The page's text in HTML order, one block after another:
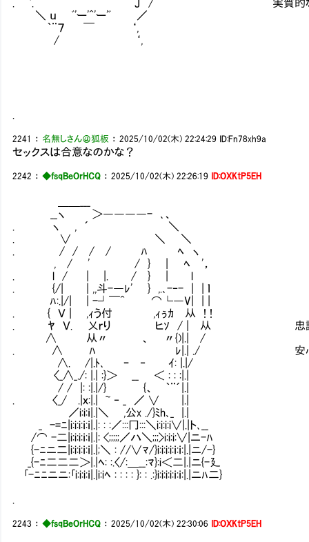
. '. Ｊ / 実質的な仲間宣言
＼ ｕ ﾞ'ー'^'ー'ﾞ ／
｀¨７ ￣ ‘,
/ ‘,
2241 ： 名無しさん＠狐板 ：2025/10/02(木) 22:24:29 ID:Fn78xh9a
セックスは合意なのかな？
2242 ：◆fsqBeOrHCQ ：2025/10/02(木) 22:26:19 ID:OXKtP5EH
__ヽ ＞――――- ､、
. ヽ , ´ ＼
. ∨ ＼ ＼
. / / / / ﾊ ﾍ ヽ
, / ' / } | ﾍ '，
. l / | |. / } | l
. {/| | ,,斗-―ﾚ' } ,.､-‐- | | ｌ
ﾊ:.|/| | -┘￣^ ⌒└―V| | |
. { Ｖ | ,ｨう付㍉ ,ｨぅｶ㍉从 ! !
. ﾔ Ｖ. 乂ｒり ヒｿ / | 从 忠誠が理由であ
∧ 从〃 、 〃{)|.| /
. ∧ ﾊ ﾚ|.| ./ 安心した。 感謝す
∧. /|.ﾄ､ ｰ ‐ ｲ: |.|/
〈_∧_./: |.| :}＞ __ ＜ : : :|.|
/ / |: :|.|/} {、 ｀¨´|.|
. 〈_/ .|ｘ:|.| ~ ‐ _ ／ ∨ |.|
／i:i:ｉ|.|＼ ,公x ./}ﾐh､_ |.|
_ -=ﾆ|i:i:i:ｉ:ｉ|.|: : :／:::冂:::＼i:i:i:i∨|.|ト､__
/⌒ -二|i:i:i:ｉ:ｉ|.|: <;;;;;／ハ＼;;;>i:i:i:∨|ニ-ﾊ
{-ﾆニ二|i:i:i:ｉ:ｉ|.|;＼ : //∨ﾏ/}i:i:i:i:ｉ:ｉ:|.|ニ/-}
_{-ﾆ二二二＞|.|ﾍ: :.〈/:＿__:ﾏ}:i＜二|.|ニ{-廴
｢-ﾆﾆニニ:｢i:i:i:ｉ|.|i:iﾍ : : : : }: : .:}i:i:i:i:ｉ:ｉ:|.|ニﾊ二}
2243 ：◆fsqBeOrHCQ ：2025/10/02(木) 22:30:06 ID:OXKtP5EH